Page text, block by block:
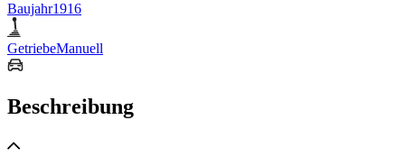
Baujahr1916
GetriebeManuell
Beschreibung